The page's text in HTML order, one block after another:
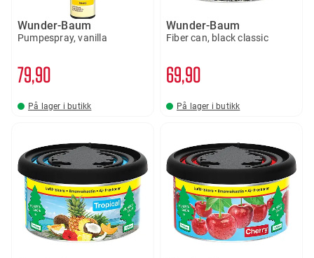
Wunder-Baum
Pumpespray, vanilla
79 90
På lager i butikk
Wunder-Baum
Fiber can, black classic
69 90
På lager i butikk